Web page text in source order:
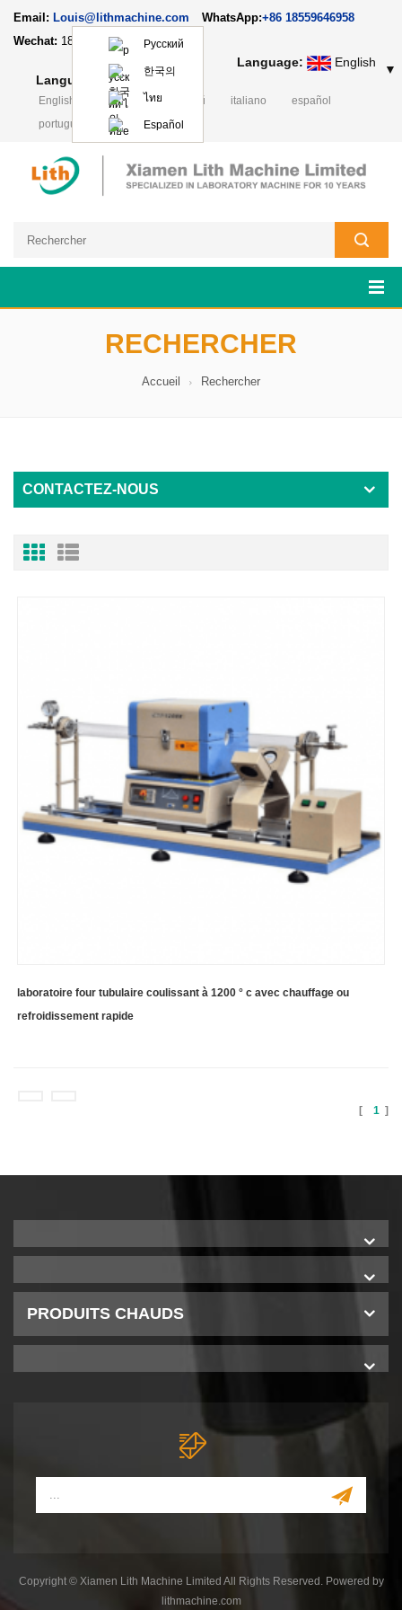
Email: Louis@lithmachine.com WhatsApp:+86 18559646958
Wechat: 18659217588
Language: English ▼
Language: English
Русский
한국의
ไทย
Español
English Deutsch русский italiano
español
português
日本語 Polski
RECHERCHER
Accueil Rechercher
CONTACTEZ-NOUS
laboratoire four tubulaire coulissant à 1200 ° c avec chauffage ou
refroidissement rapide
[ 1 ]
PRODUITS CHAUDS
Copyright © Xiamen Lith Machine Limited All Rights Reserved. Powered by
lithmachine.com